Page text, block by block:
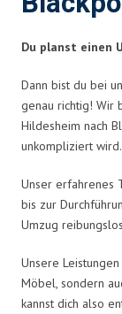
Du planst einen
Dann bist du bei
genau richtig! Wir
Hildesheim nach
unkompliziert wird.
Unser erfahrenes
bis zur
Umzug
Unsere
Möbel, sondern
kannst dich also